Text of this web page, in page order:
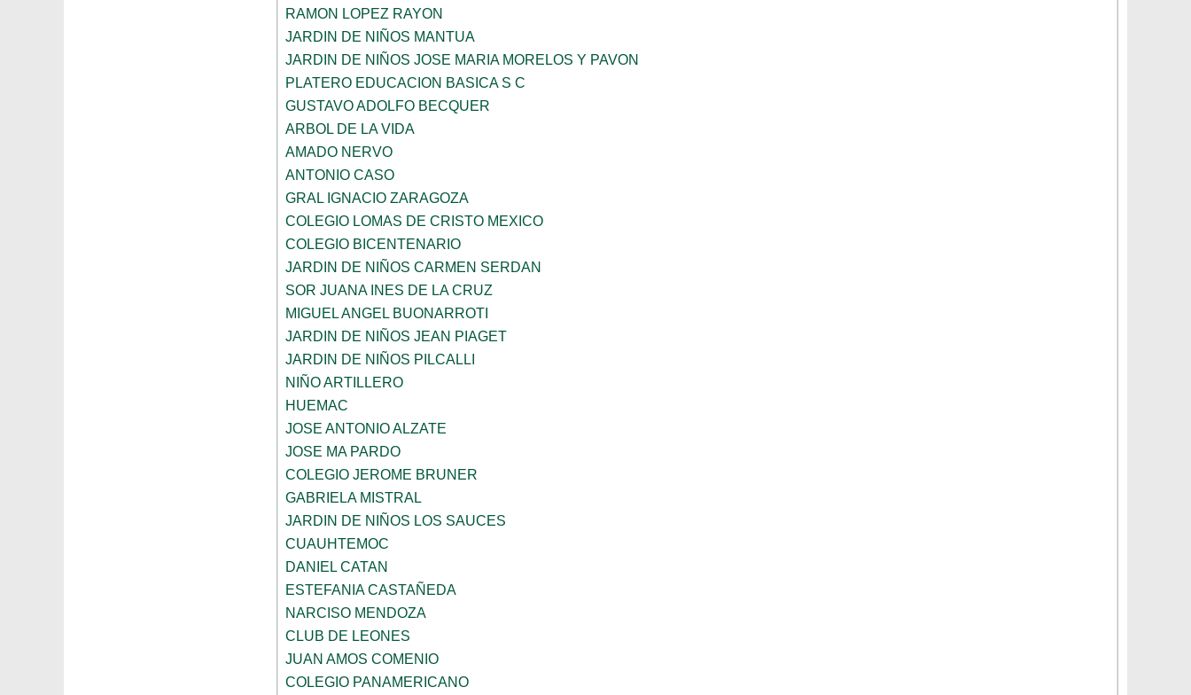
RAMON LOPEZ RAYON
JARDIN DE NIÑOS MANTUA
JARDIN DE NIÑOS JOSE MARIA MORELOS Y PAVON
PLATERO EDUCACION BASICA S C
GUSTAVO ADOLFO BECQUER
ARBOL DE LA VIDA
AMADO NERVO
ANTONIO CASO
GRAL IGNACIO ZARAGOZA
COLEGIO LOMAS DE CRISTO MEXICO
COLEGIO BICENTENARIO
JARDIN DE NIÑOS CARMEN SERDAN
SOR JUANA INES DE LA CRUZ
MIGUEL ANGEL BUONARROTI
JARDIN DE NIÑOS JEAN PIAGET
JARDIN DE NIÑOS PILCALLI
NIÑO ARTILLERO
HUEMAC
JOSE ANTONIO ALZATE
JOSE MA PARDO
COLEGIO JEROME BRUNER
GABRIELA MISTRAL
JARDIN DE NIÑOS LOS SAUCES
CUAUHTEMOC
DANIEL CATAN
ESTEFANIA CASTAÑEDA
NARCISO MENDOZA
CLUB DE LEONES
JUAN AMOS COMENIO
COLEGIO PANAMERICANO